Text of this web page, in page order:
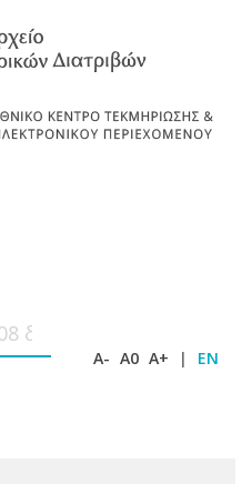
A- A0 A+ | EN